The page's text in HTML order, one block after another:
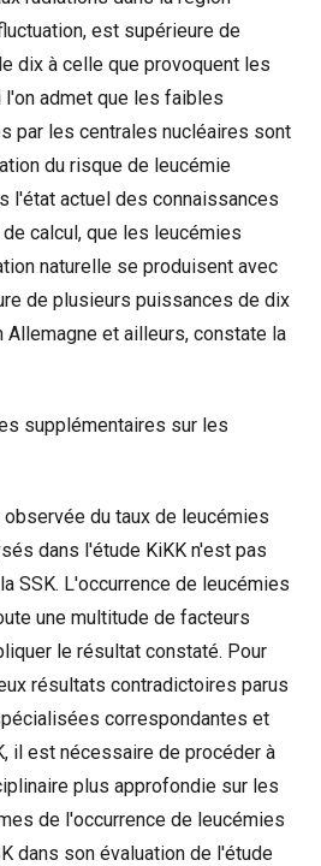
est supérieure de
dix à celle que provoquent les
admet que les faibles
par les centrales nucléaires sont
du risque de leucémie
l'état actuel des connaissances
calcul, que les leucémies
naturelle se produisent avec
de plusieurs puissances de dix
et ailleurs, constate la
supplémentaires sur les
du taux de leucémies
dans l'étude KiKK n'est pas
SSK. L'occurrence de leucémies
une multitude de facteurs
le résultat constaté. Pour
résultats contradictoires parus
correspondantes et
il est nécessaire de procéder à
plus approfondie sur les
de l'occurrence de leucémies
dans son évaluation de l'étude